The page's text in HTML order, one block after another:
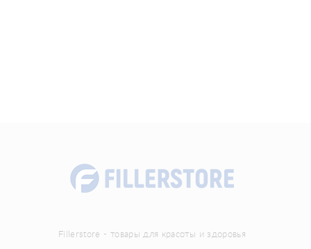
Fillerstore - товары для красоты и здоровья